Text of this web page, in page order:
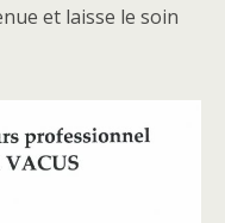
et laisse le soin